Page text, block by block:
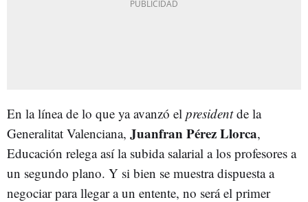
En la línea de lo que ya avanzó el presidentde la
Generalitat Valenciana, Juanfran Pérez Llorca,
Educación relega así la subida salarial a los profesores a
un segundo plano. Y si bien se muestra dispuesta a
negociar para llegar a un entente, no será el primer